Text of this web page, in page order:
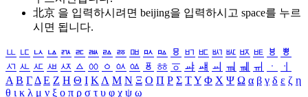
北京 을 입력하시려면 beijing을 입력하시고 space를 누르
시면 됩니다.
ㅥ ㅦ ㅧ ㅨ ㅩ ㅪ ㅫ ㅬ ㅭ ㅮ ㅯ ㅰ ㅱ ㅲ ㅳ ㅴ ㅵ ㅶ ㅷ ㅸ
ㅹ
ㅺ ㅻ ㅼ ㅽ ㅾ ㅿ ㆀ ㆁ ㆂ ㆃ ㆄ ㆅ ㆆ ㆇ ㆈ ㆉ ㆊ ㆋ ㆌ ㆍ
ㆎ
Α Β ΓΔ Ε Ζ Η Θ Ι ΚΛ Μ Ν Ξ Ο Π Ρ Σ ΤΥ Φ Χ Ψ Ω α β γ δ ε ζ η
θ ι κ λ μ ν ξ ο π ρ σ τ υ φ χ ψ ω